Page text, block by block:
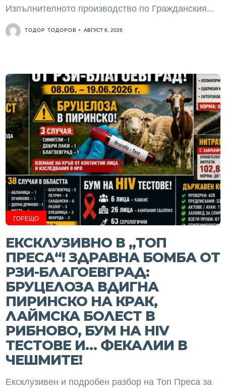
Изпълнителното производство по Гражданския...
ТОДОР ТОДОРОВ АВГУСТ 6, 2026
ГОРЕЩО
ЕКСКЛУЗИВНО В „ТОП
ПРЕСА“! ЗДРАВНА БОМБА ОТ
РЗИ-БЛАГОЕВГРАД:
БРУЦЕЛОЗА ВДИГНА
ПИРИНСКО НА КРАК,
ЛАЙМСКА БОЛЕСТ В
РИБНОВО, БУМ НА HIV
ТЕСТОВЕ И… ФЕКАЛИИ В
ЧЕШМИТЕ!
Ексклузивен и подробен разбор на Топ Преса за